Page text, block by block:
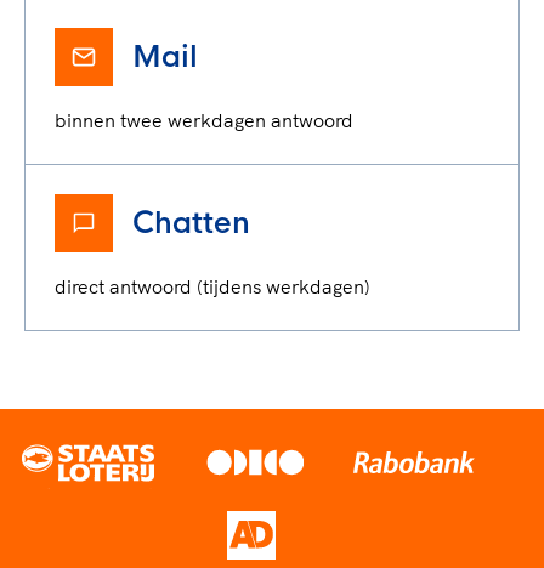
Mail
binnen twee werkdagen antwoord
Chatten
direct antwoord (tijdens werkdagen)